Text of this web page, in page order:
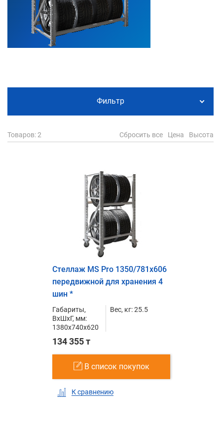
Фильтр
Товаров: 2 Сбросить все Цена Высота
Стеллаж MS Pro 1350/781x606
передвижной для хранения 4
шин *
Габариты,
ВxШxГ, мм:
1380x740x620
Вес, кг: 25.5
134 355 т
В список покупок
К сравнению